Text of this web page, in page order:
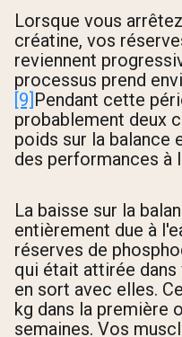
Lorsque vous
créatine, vos
reviennent
processus prend
[9] Pendant cette
probablement deux
poids sur la balance
des performances à
La baisse sur la
entièrement due à
réserves de
qui était attirée
en sort avec elles.
kg dans la première
semaines. Vos